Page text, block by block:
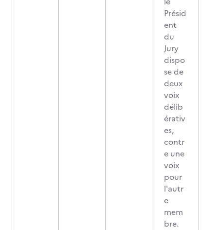
Présid
ent
du
Jury
dispo
se de
deux
voix
délib
érativ
es,
contr
e une
voix
pour
l'autr
e
mem
bre.